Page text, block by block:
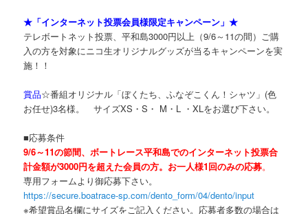
★「インターネット投票会員様限定キャンペーン」★
テレボートネット投票、平和島3000円以上（9/6～11の間）ご購
入の方を対象にニコ生オリジナルグッズが当るキャンペーンを実
施！！
賞品☆番組オリジナル「ぼくたち、ふなぞこくん！シャツ」(色
お任せ)3名様。 サイズXS・S・ M・L ・XLをお選び下さい。
■応募条件
9/6～11の節間、ボートレース平和島でのインターネット投票合
計金額が3000円を超えた会員の方。お一人様1回のみの応募。
専用フォームより御応募下さい。
https://secure.boatrace-sp.com/dento_form/04/dento/input
※希望賞品名欄にサイズをご記入ください。応募者多数の場合は